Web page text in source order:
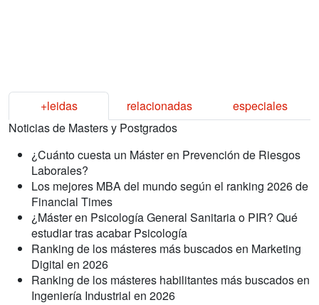
+leidas relacionadas
especiales
Noticias de Masters y Postgrados
¿Cuánto cuesta un Máster en Prevención de Riesgos
Laborales?
Los mejores MBA del mundo según el ranking 2026 de
Financial Times
¿Máster en Psicología General Sanitaria o PIR? Qué
estudiar tras acabar Psicología
Ranking de los másteres más buscados en Marketing
Digital en 2026
Ranking de los másteres habilitantes más buscados en
Ingeniería Industrial en 2026